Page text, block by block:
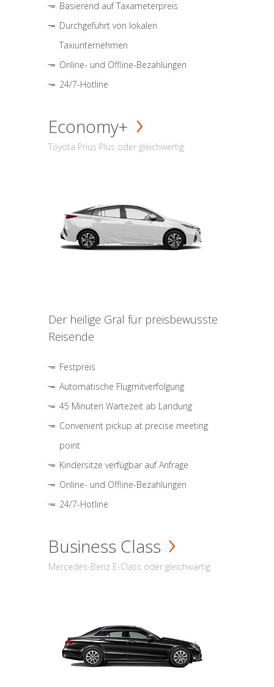
Basierend auf Taxameterpreis
Durchgeführt von lokalen
Taxiunternehmen
Online- und Offline-Bezahlungen
24/7-Hotline
Economy+
Toyota Prius Plus oder gleichwertig
Der heilige Gral für preisbewusste
Reisende
Festpreis
Automatische Flugmitverfolgung
45 Minuten Wartezeit ab Landung
Convenient pickup at precise meeting
point
Kindersitze verfügbar auf Anfrage
Online- und Offline-Bezahlungen
24/7-Hotline
Business Class
Mercedes-Benz E-Class oder gleichwärtig